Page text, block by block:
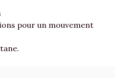
pour un mouvement